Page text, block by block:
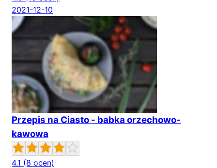
2021-12-10
Przepis na Ciasto - babka orzechowo-
kawowa
4.1 (8 ocen)